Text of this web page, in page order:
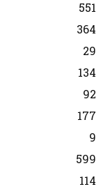
551
364
29
134
92
177
9
599
114